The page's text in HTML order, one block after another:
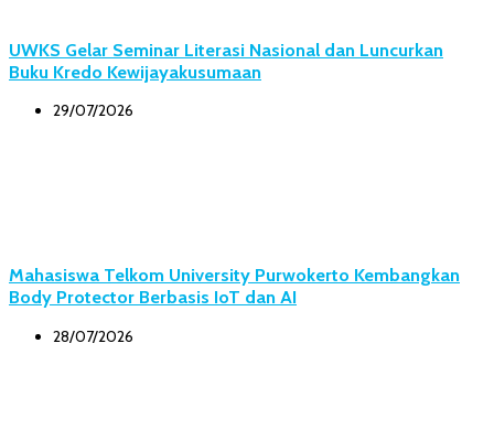
UWKS Gelar Seminar Literasi Nasional dan Luncurkan
Buku Kredo Kewijayakusumaan
29/07/2026
Mahasiswa Telkom University Purwokerto Kembangkan
Body Protector Berbasis IoT dan AI
28/07/2026